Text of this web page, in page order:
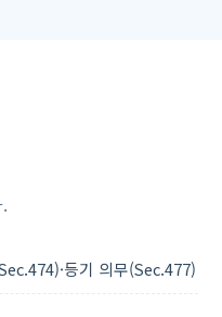
등기 의무(Sec.477)